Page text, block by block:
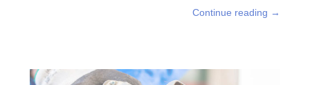
Continue reading →